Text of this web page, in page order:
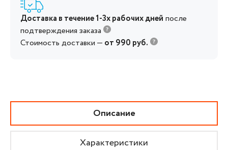
Доставка в течение 1-3х рабочих дней после
подтверждения заказа
Стоимость доставки — от 990 руб.
Описание
Характеристики